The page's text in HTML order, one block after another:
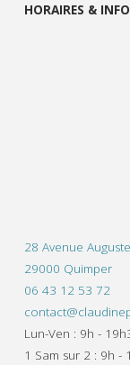
HORAIRES &
28 Avenue
29000 Quimper
06 43 12 53 72
Lun-Ven : 9h -
1 Sam sur 2 : 9h -